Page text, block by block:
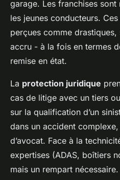
garage. Les franchises
les jeunes conducteurs.
perçues comme
accru - à la fois en termes
remise en état.
La protection juridique
cas de litige avec un tiers
sur la qualification d’un
dans un accident
d’avocat. Face à la
expertises (ADAS, boîtiers
mais un rempart nécessaire.